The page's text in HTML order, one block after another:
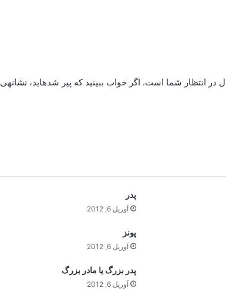
انتظار شما است. اگر خواب ببينيد كه پير شده‏ايد، نشانه‏ى
پدر
آوریل 6, 2012
پونز
آوریل 6, 2012
پدر بزرگ يا مادر بزرگ
آوریل 6, 2012